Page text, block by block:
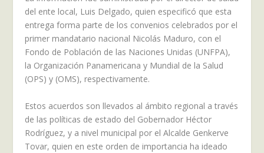
del ente local, Luis Delgado, quien especificó que esta
entrega forma parte de los convenios celebrados por el
primer mandatario nacional Nicolás Maduro, con el
Fondo de Población de las Naciones Unidas (UNFPA),
la Organización Panamericana y Mundial de la Salud
(OPS) y (OMS), respectivamente.
Estos acuerdos son llevados al ámbito regional a través
de las políticas de estado del Gobernador Héctor
Rodríguez, y a nivel municipal por el Alcalde Genkerve
Tovar, quien en este orden de importancia ha ideado